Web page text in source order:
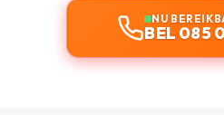
NU
BEL 085